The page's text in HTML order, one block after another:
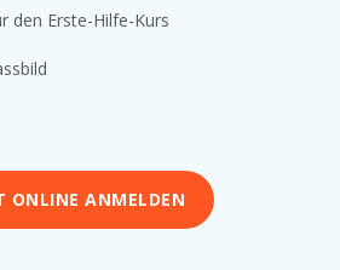
den Erste-Hilfe-Kurs
ONLINE ANMELDEN